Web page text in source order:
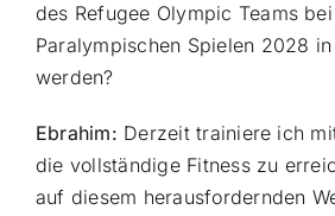
des Refugee Olympic Teams
Paralympischen Spielen 2028
werden?
Ebrahim: Derzeit trainiere ich
die vollständige Fitness zu
auf diesem herausfordernden